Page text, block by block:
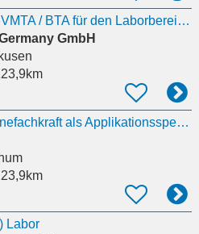
MTLA / TFA / VMTA / BTA für den Laborbereich(m/w/d)
GmbH
MTLA, Hygienefachkraft als Applikationsspezialist - Mikrobiologie, Hygiene (m/w/d)
Labor